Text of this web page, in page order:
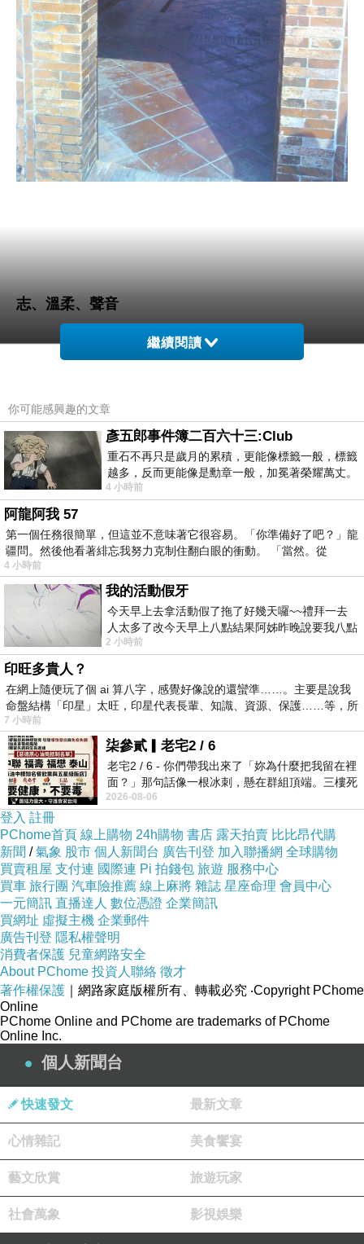
志、溫柔、聲音
1、讀懂文學的第一個祕密就是：在世界與人之間，
〈始得西山宴遊記中〉，將自我投射為特出之西
山，不與剖塿為類；在〈項脊軒志〉中，我們再次
發現這種認同，「項脊軒」成為了歸有光整體生命
的隱喻。
2、必須將「項脊軒」看待為歸有光生命歷程的某種
隱喻，否則無法理解它的寫作方式，以及為何歸有
光會把篇名定為「項脊軒志」。「志」與「記」
同，但通常來說記事物者多用「記」，而記人者多
用「志」。項脊軒是一書房，理應用「記」，然而
這篇文章除了第一段涉及項脊軒之大概，通篇不見
對於項脊軒之描寫，而歸結為歸有光對於三位女子
之回憶。因此〈項脊軒志〉實以「項脊軒」隱喻歸
有光，最後乃以「志」為題。
3、如果我們把〈項脊軒志〉與〈始得西山宴遊記〉
對比，仍會發現兩點不同：第一、〈始得西山宴遊
記〉的認同對象是「西山」，是一自然物事；而
〈項脊軒志〉的認同對象是一「書房」，為一人造
建物。第二、〈始得西山宴遊記〉的認同過程較為
直接明朗，第三段對於西山之描寫，即是柳宗元人
格之呈現；〈項脊軒志〉的認同過程則是間接的，
歸有光從頭至尾並無直接表明，「項脊軒」是作為
自我的投射而存在——他不像柳宗元那樣，明確
「指出」西山的特殊之處。歸有光只是在回憶之
中，不斷「提及」了項脊軒，讓它作為事件發生的
一個場所、空間，兩者的隱喻關係是更間接的。
4、一般說來，文學的認同對象總以自然物事為主，
因為人造建物相較於自然物事，有待人類文明之建
立，因此這種隱喻關係是更後起的，並且在表達的
過程中，也會顯得更為間接。幾乎是很自然的，我
們便會將「柳宗元」與「西山」等同看待；然而卻
必須具備文學知識，才能理解「項脊軒」與「歸有
光」之間的隱喻關係。
繼續閱讀
你可能感興趣的文章
彥五郎事件簿二百六十三:Club
重石不再只是歲月的累積，更能像標籤一般，標籤
越多，反而更能像是勳章一般，加冕著榮耀萬丈。
習慣一如縱容，成了再難輕輕放下的罪證
4 小時前
阿龍阿我 57
第一個任務很簡單，但這並不意味著它很容易。「你準備好了吧？」龍
疆問。然後他看著緋忘我努力克制住翻白眼的衝動。 「當然。從
4 小時前
我的活動假牙
今天早上去拿活動假了拖了好幾天囉~~禮拜一去
人太多了改今天早上八點結果阿姊昨晚說要我八點
去西螺農會~回到莿桐都8點半多了
2 小時前
印旺多貴人？
在網上隨便玩了個 ai 算八字，感覺好像說的還蠻準……。主要是說我
命盤結構「印星」太旺，印星代表長輩、知識、資源、保護……等，所
7 小時前
柒參貳▎老宅2 / 6
老宅2 / 6 - 你們帶我出來了「妳為什麼把我留在裡
面？」那句話像一根冰刺，懸在群組頂端。三樓死
死盯著照片裡的人。那個人確實站在
2026-08-06
登入 註冊
PChome首頁 線上購物 24h購物 書店 露天拍賣 比比昂代購
新聞 /氣象 股市 個人新聞台 廣告刊登 加入聯播網 全球購物
買賣租屋 支付連 國際連 Pi 拍錢包 旅遊 服務中心
買車 旅行團 汽車險推薦 線上麻將 雜誌 星座命理 會員中心
一元簡訊 直播達人 數位憑證 企業簡訊
買網址 虛擬主機 企業郵件
廣告刊登 隱私權聲明
消費者保護 兒童網路安全
About PChome 投資人聯絡 徵才
著作權保護 ｜網路家庭版權所有、轉載必究 ‧Copyright PChome
Online
PChome Online and PChome are trademarks of PChome
Online Inc.
個人新聞台
快速發文 最新文章
心情雜記 美食饗宴
藝文欣賞 旅遊玩家
社會萬象 影視娛樂